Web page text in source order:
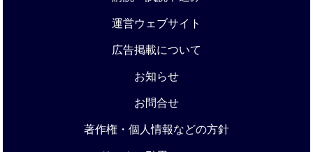
運営ウェブサイト
広告掲載について
お知らせ
お問合せ
著作権・個人情報などの方針